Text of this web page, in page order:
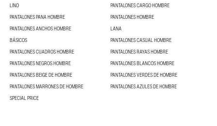
LINO
PANTALONES CARGO HOMBRE
PANTALONES PANA HOMBRE
PANTALONES HOMBRE
PANTALONES ANCHOS HOMBRE
LANA
BÁSICOS
PANTALONES CASUAL HOMBRE
PANTALONES CUADROS HOMBRE
PANTALONES RAYAS HOMBRE
PANTALONES NEGROS HOMBRE
PANTALONES BLANCOS HOMBRE
PANTALONES BEIGE DE HOMBRE
PANTALONES VERDES DE HOMBRE
PANTALONES MARRONES DE HOMBRE
PANTALONES AZULES DE HOMBRE
SPECIAL PRICE